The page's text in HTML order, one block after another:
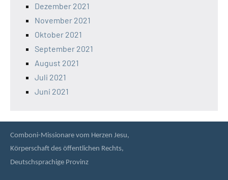
Dezember 2021
November 2021
Oktober 2021
September 2021
August 2021
Juli 2021
Juni 2021
Comboni-Missionare vom Herzen Jesu,
Körperschaft des öffentlichen Rechts,
Deutschsprachige Provinz